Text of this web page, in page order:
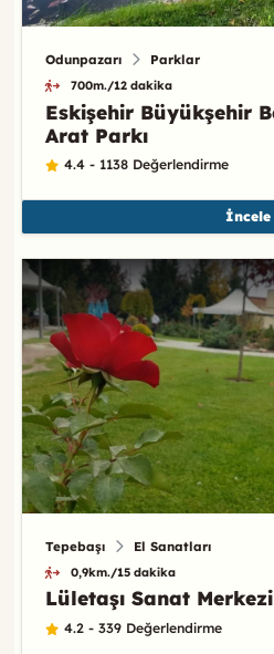
Odunpazarı Parklar
700m./12 dakika
Eskişehir Büyükşehir
Arat Parkı
4.4 - 1138 Değerlendirme
İncele
Tepebaşı El Sanatları
0,9km./15 dakika
Lületaşı Sanat
4.2 - 339 Değerlendirme